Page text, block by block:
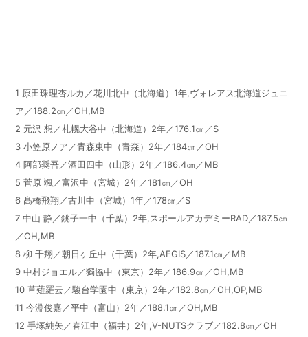
1 原田珠理杏ルカ／花川北中（北海道）1年,ヴォレアス北海道ジュニ
ア／188.2㎝／OH,MB
2 元沢 想／札幌大谷中（北海道） 2年／176.1㎝／S
3小笠原ノア／青森東中（青森） 2年／184㎝／OH
4阿部奨吾／酒田四中（山形） 2年／186.4㎝／MB
5菅原 颯／富沢中（宮城） 2年／181㎝／OH
6髙橋飛翔／古川中（宮城）1年／178㎝／S
7中山 静／銚子一中（千葉） 2年,スポールアカデミーRAD／187.5㎝
／OH,MB
8柳 千翔／朝日ヶ丘中（千葉） 2年,AEGIS／187.1㎝／MB
9中村ジョエル／獨協中（東京） 2年／186.9㎝／OH,MB
10草薙羅云／駿台学園中（東京） 2年／182.8㎝／OH,OP,MB
11今淵俊嘉／平中（富山） 2年／188.1㎝／OH,MB
12手塚純矢／春江中（福井） 2年,V-NUTSクラブ／182.8㎝／OH